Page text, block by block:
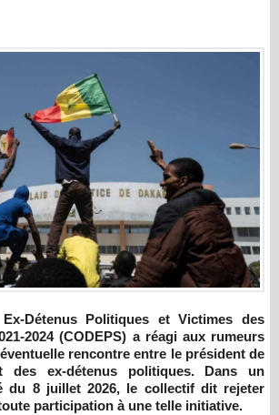
2024 (CODEPS) a réagi aux rumeurs
rencontre entre le président de
des ex-détenus politiques. Dans un
du 8 juillet 2026, le collectif dit rejeter
participation à une telle initiative.